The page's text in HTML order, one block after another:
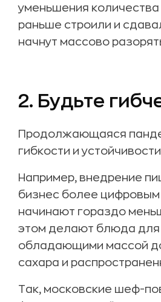
уменьшения
раньше строили и
начнут массово
2. Будьте
Продолжающаяся
гибкости и
Например, внедрение
бизнес более цифровым
начинают гораздо
этом делают блюда для
обладающими массой
сахара и
Так, московские шеф-